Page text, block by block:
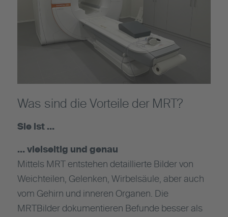
Was sind die Vorteile der MRT?
Sie ist …
… vielseitig und genau
Mittels MRT entstehen detaillierte Bilder von
Weichteilen, Gelenken, Wirbelsäule, aber auch
vom Gehirn und inneren Organen. Die
MRTBilder dokumentieren Befunde besser als